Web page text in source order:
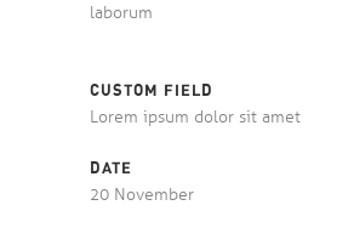
laborum
CUSTOM FIELD
Lorem ipsum dolor sit amet
DATE
20 November